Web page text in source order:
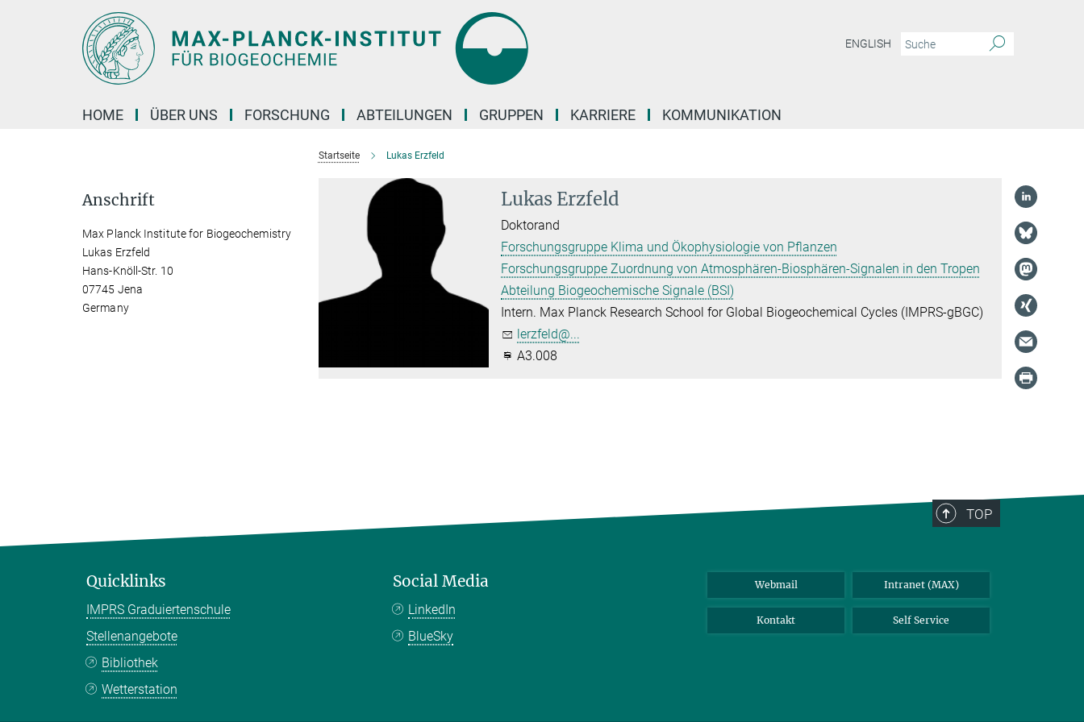
ENGLISH
HOME ÜBER UNS FORSCHUNG ABTEILUNGEN GRUPPEN KARRIERE KOMMUNIKATION
Startseite Lukas Erzfeld
Lukas Erzfeld
Doktorand
Forschungsgruppe Klima und Ökophysiologie von Pflanzen
Forschungsgruppe Zuordnung von Atmosphären-Biosphären-Signalen in den Tropen
Abteilung Biogeochemische Signale (BSI)
Intern. Max Planck Research School for Global Biogeochemical Cycles (IMPRS-gBGC)
lerzfeld@...
A3.008
Anschrift
Max Planck Institute for Biogeochemistry
Lukas Erzfeld
Hans-Knöll-Str. 10
07745 Jena
Germany
TOP
Quicklinks
IMPRS Graduiertenschule
Stellenangebote
Bibliothek
Wetterstation
Social Media
LinkedIn
BlueSky
Webmail Intranet (MAX)
Kontakt Self Service